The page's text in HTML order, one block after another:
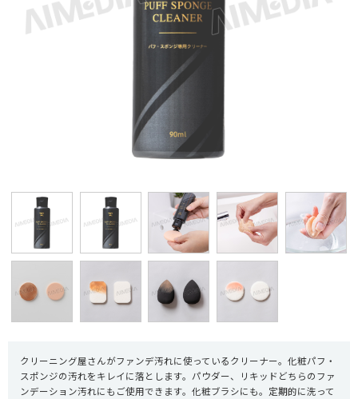
クリーニング屋さんがファンデ汚れに使っているクリーナー。化粧パフ・
スポンジの汚れをキレイに落とします。パウダー、リキッドどちらのファ
ンデーション汚れにもご使用できます。化粧ブラシにも。定期的に洗って